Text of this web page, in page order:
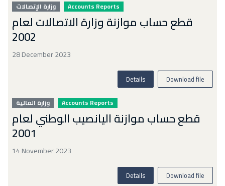
وزارة الإتصالات Accounts Reports
قطع حساب موازنة وزارة الاتصالات لعام
2002
28 December 2023
Details Download file
وزارة المالية Accounts Reports
قطع حساب موازنة اليانصيب الوطني لعام
2001
14 November 2023
Details Download file